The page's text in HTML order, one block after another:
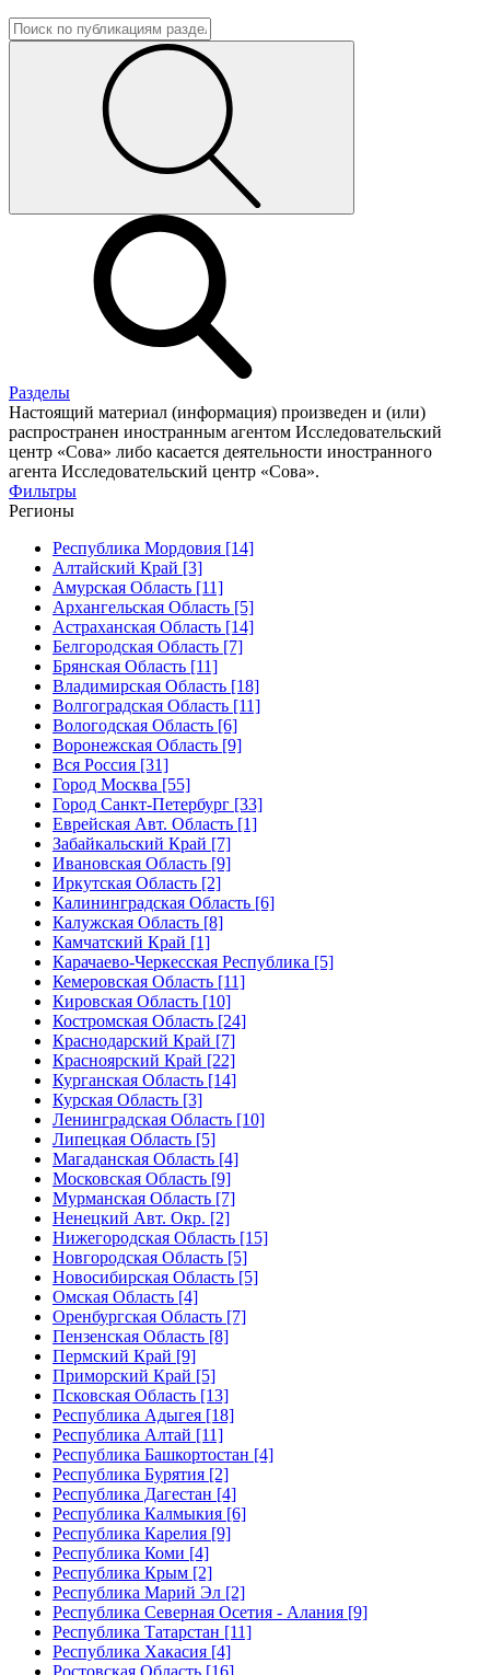
Разделы
Настоящий материал (информация) произведен и (или)
распространен иностранным агентом Исследовательский
центр «Сова» либо касается деятельности иностранного
агента Исследовательский центр «Сова».
Фильтры
Регионы
Республика Мордовия [14]
Алтайский Край [3]
Амурская Область [11]
Архангельская Область [5]
Астраханская Область [14]
Белгородская Область [7]
Брянская Область [11]
Владимирская Область [18]
Волгоградская Область [11]
Вологодская Область [6]
Воронежская Область [9]
Вся Россия [31]
Город Москва [55]
Город Санкт-Петербург [33]
Еврейская Авт. Область [1]
Забайкальский Край [7]
Ивановская Область [9]
Иркутская Область [2]
Калининградская Область [6]
Калужская Область [8]
Камчатский Край [1]
Карачаево-Черкесская Республика [5]
Кемеровская Область [11]
Кировская Область [10]
Костромская Область [24]
Краснодарский Край [7]
Красноярский Край [22]
Курганская Область [14]
Курская Область [3]
Ленинградская Область [10]
Липецкая Область [5]
Магаданская Область [4]
Московская Область [9]
Мурманская Область [7]
Ненецкий Авт. Окр. [2]
Нижегородская Область [15]
Новгородская Область [5]
Новосибирская Область [5]
Омская Область [4]
Оренбургская Область [7]
Пензенская Область [8]
Пермский Край [9]
Приморский Край [5]
Псковская Область [13]
Республика Адыгея [18]
Республика Алтай [11]
Республика Башкортостан [4]
Республика Бурятия [2]
Республика Дагестан [4]
Республика Калмыкия [6]
Республика Карелия [9]
Республика Коми [4]
Республика Крым [2]
Республика Марий Эл [2]
Республика Северная Осетия - Алания [9]
Республика Татарстан [11]
Республика Хакасия [4]
Ростовская Область [16]